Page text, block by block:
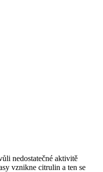
nedostatečné aktivitě
vznikne citrulin a ten se